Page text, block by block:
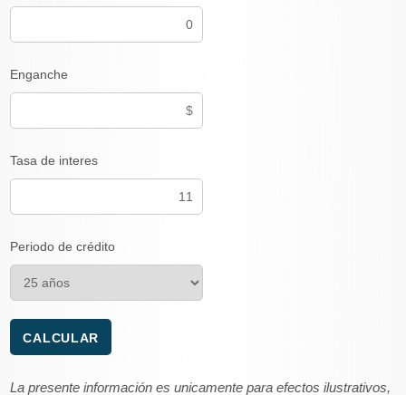
Enganche
Tasa de interes
Periodo de crédito
La presente información es unicamente para efectos ilustrativos,